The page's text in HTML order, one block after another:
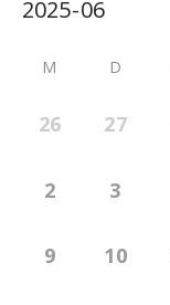
M D
26 27
2 3
9 10